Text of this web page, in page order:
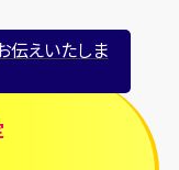
伝えいたしま